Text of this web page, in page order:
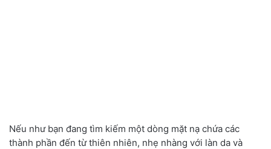
Nếu như bạn đang tìm kiếm một dòng mặt nạ chứa các
thành phần đến từ thiên nhiên, nhẹ nhàng với làn da và